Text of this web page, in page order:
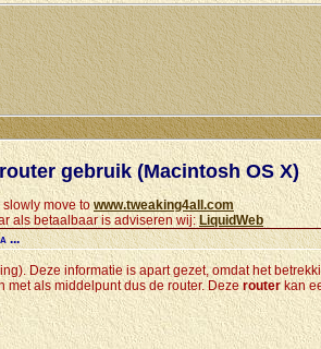
gebruik (Macintosh OS X)
slowly move towww.tweaking4all.com
als betaalbaar is adviseren wij: LiquidWeb
...
Deze informatie is apart gezet, omdat het
met als middelpunt dus de router. Dezerouter kan